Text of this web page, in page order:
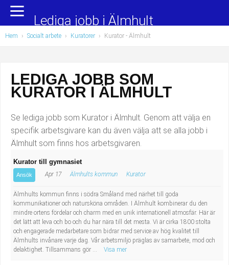
Yrkesområden
Administration, ekonomi, juridik
Chefer och verksamhetsledare
Data/IT
Försäljning, inköp, marknadsföring
Hantverksyrken
Hotell, restaurang, storhushåll
Hälso- och sjukvård
Industriell tillverkning
Populära jobb
Undersköterska, hemtjänst och äldreboende
Barnskötare
Lärare i förskola/Förskollärare
Lagerarbetare
Bussförare/Busschaufför
Elevassistent
Personlig assistent
Behandlingsassistent/Socialpedagog
Lediga jobb i Älmhult
Hem › Socialt arbete › Kuratorer › Kurator - Älmhult
LEDIGA JOBB SOM
KURATOR I ÄLMHULT
Se lediga jobb som Kurator i Älmhult. Genom att välja en
specifik arbetsgivare kan du även välja att se alla jobb i
Älmhult som finns hos arbetsgivaren.
Kurator till gymnasiet
Ansök Apr 17 Älmhults kommun Kurator
Älmhults kommun finns i södra Småland med närhet till goda
kommunikationer och natursköna områden. I Älmhult kombinerar du den
mindre ortens fördelar och charm med en unik internationell atmosfär. Här är
det lätt att leva och bo och du har nära till det mesta. Vi är cirka 1800 stolta
och engagerade medarbetare som bidrar med service av hög kvalitet till
Älmhults invånare varje dag. Vår arbetsmiljö präglas av samarbete, mod och
delaktighet. Tillsammans gör ...
Visa mer